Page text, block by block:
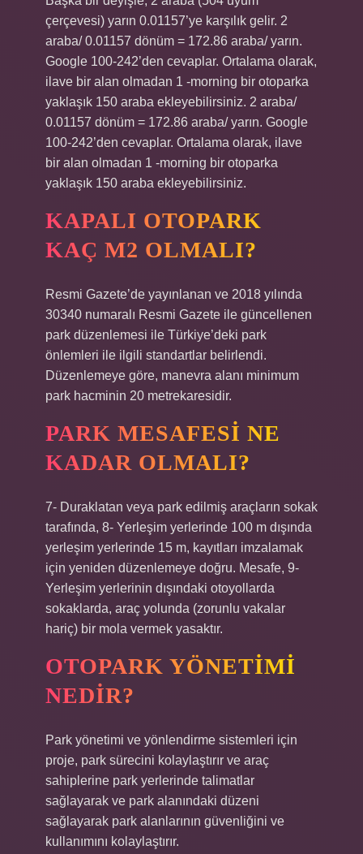
çerçevesi) yarın 0.01157’ye karşılık gelir. 2
araba/ 0.01157 dönüm = 172.86 araba/ yarın.
Google 100-242’den cevaplar. Ortalama olarak,
ilave bir alan olmadan 1 -morning bir otoparka
yaklaşık 150 araba ekleyebilirsiniz. 2 araba/
0.01157 dönüm = 172.86 araba/ yarın. Google
100-242’den cevaplar. Ortalama olarak, ilave
bir alan olmadan 1 -morning bir otoparka
yaklaşık 150 araba ekleyebilirsiniz.
KAPALI OTOPARK
KAÇ M2 OLMALI?
Resmi Gazete’de yayınlanan ve 2018 yılında
30340 numaralı Resmi Gazete ile güncellenen
park düzenlemesi ile Türkiye’deki park
önlemleri ile ilgili standartlar belirlendi.
Düzenlemeye göre, manevra alanı minimum
park hacminin 20 metrekaresidir.
PARK MESAFESI NE
KADAR OLMALI?
7- Duraklatan veya park edilmiş araçların sokak
tarafında, 8- Yerleşim yerlerinde 100 m dışında
yerleşim yerlerinde 15 m, kayıtları imzalamak
için yeniden düzenlemeye doğru. Mesafe, 9-
Yerleşim yerlerinin dışındaki otoyollarda
sokaklarda, araç yolunda (zorunlu vakalar
hariç) bir mola vermek yasaktır.
OTOPARK YÖNETIMI
NEDIR?
Park yönetimi ve yönlendirme sistemleri için
proje, park sürecini kolaylaştırır ve araç
sahiplerine park yerlerinde talimatlar
sağlayarak ve park alanındaki düzeni
sağlayarak park alanlarının güvenliğini ve
kullanımını kolaylaştırır.